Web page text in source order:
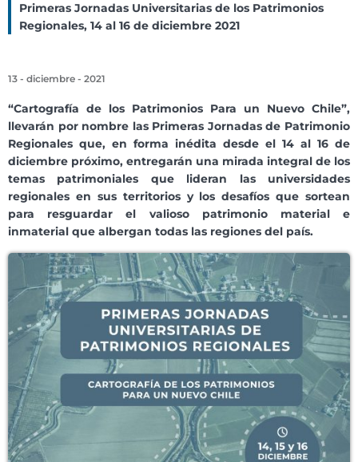
Primeras Jornadas Universitarias de los Patrimonios
Regionales, 14 al 16 de diciembre 2021
13 - diciembre - 2021
“Cartografía de los Patrimonios Para un Nuevo Chile”,
llevarán por nombre las Primeras Jornadas de Patrimonio
Regionales que, en forma inédita desde el 14 al 16 de
diciembre próximo, entregarán una mirada integral de los
temas patrimoniales que lideran las universidades
regionales en sus territorios y los desafíos que sortean
para resguardar el valioso patrimonio material e
inmaterial que albergan todas las regiones del país.